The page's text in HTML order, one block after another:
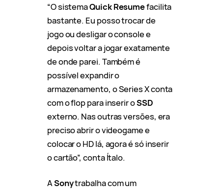
“O sistemaQuick Resumefacilita
bastante. Eu posso trocar de
jogo ou desligar o console e
depois voltar a jogar exatamente
de onde parei. Também é
possível expandir o
armazenamento, o Series X conta
com o flop para inserir oSSD
externo. Nas outras versões, era
preciso abrir o videogame e
colocar o HD lá, agora é só inserir
o cartão”, conta Ítalo.
ASonytrabalha com um